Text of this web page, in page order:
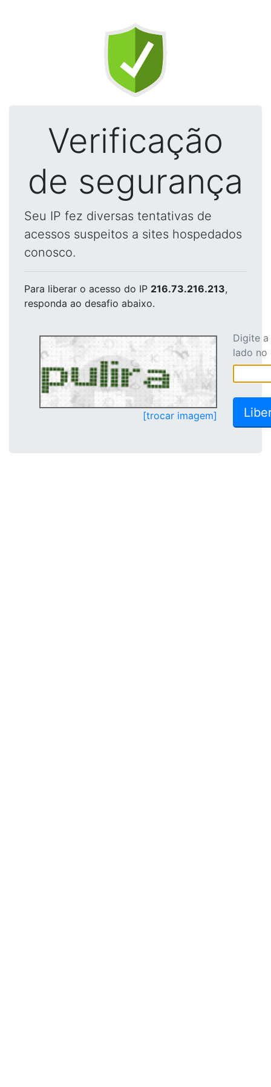
Verificação
de segurança
Seu IP fez diversas tentativas de
acessos suspeitos a sites hospedados
conosco.
Para liberar o acesso do IP 216.73.216.213,
responda ao desafio abaixo.
[trocar imagem]
Digite
lado no